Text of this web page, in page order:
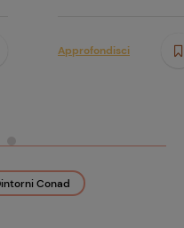
Conad
Approfondisci